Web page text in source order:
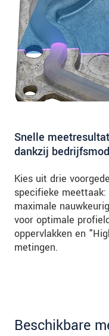
Snelle
dankzij
Kies uit drie
specifieke
maximale
voor optimale
oppervlakken en
metingen.
Beschikbare